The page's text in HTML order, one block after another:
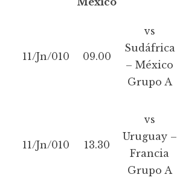
11/Jn/010 09.00
vs
Sudáfrica
– México
Grupo A
11/Jn/010 13.30
vs
Uruguay –
Francia
Grupo A